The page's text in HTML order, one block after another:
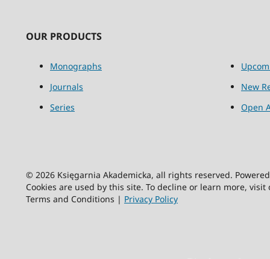
OUR PRODUCTS
Monographs
Journals
Series
New
Open
© 2026 Księgarnia Akademicka, all rights reserved.
Cookies are used by this site. To decline or learn more,
Terms and Conditions | Privacy Policy